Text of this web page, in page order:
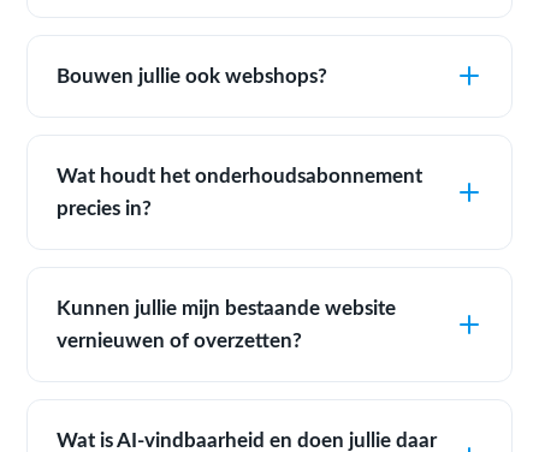
Bouwen jullie ook webshops?
Wat houdt het onderhoudsabonnement
precies in?
Kunnen jullie mijn bestaande website
vernieuwen of overzetten?
Wat is AI-vindbaarheid en doen jullie daar